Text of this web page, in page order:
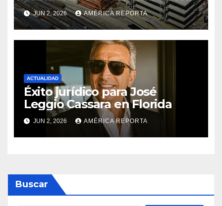
materiales de construcción
revoluciona eficiencia en
proyectos modernos
JUN 2, 2026 AMÉRICA REPORTA
ACTUALIDAD
Éxito jurídico para José
Leggio Cassara en Florida
JUN 2, 2026 AMÉRICA REPORTA
Buscar